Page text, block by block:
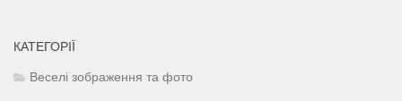
КАТЕГОРІЇ
Веселі зображення та фото